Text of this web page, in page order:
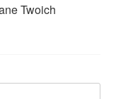
Twoich